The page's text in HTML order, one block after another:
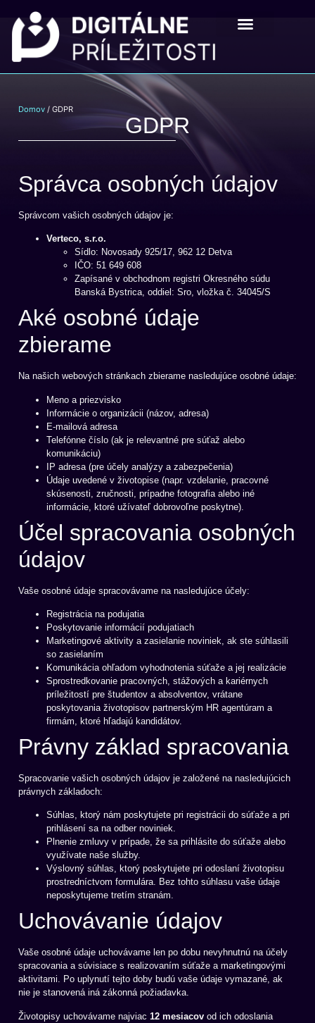
Domov / GDPR
GDPR
Správca osobných údajov
Správcom vašich osobných údajov je:
Verteco, s.r.o.
Sídlo: Novosady 925/17, 962 12 Detva
IČO: 51 649 608
Zapísané v obchodnom registri Okresného súdu
Banská Bystrica, oddiel: Sro, vložka č. 34045/S
Aké osobné údaje
zbierame
Na našich webových stránkach zbierame nasledujúce osobné údaje:
Meno a priezvisko
Informácie o organizácii (názov, adresa)
E-mailová adresa
Telefónne číslo (ak je relevantné pre súťaž alebo
komunikáciu)
IP adresa (pre účely analýzy a zabezpečenia)
Údaje uvedené v životopise (napr. vzdelanie, pracovné
skúsenosti, zručnosti, prípadne fotografia alebo iné
informácie, ktoré užívateľ dobrovoľne poskytne).
Účel spracovania osobných
údajov
Vaše osobné údaje spracovávame na nasledujúce účely:
Registrácia na podujatia
Poskytovanie informácií podujatiach
Marketingové aktivity a zasielanie noviniek, ak ste súhlasili
so zasielaním
Komunikácia ohľadom vyhodnotenia súťaže a jej realizácie
Sprostredkovanie pracovných, stážových a kariérnych
príležitostí pre študentov a absolventov, vrátane
poskytovania životopisov partnerským HR agentúram a
firmám, ktoré hľadajú kandidátov.
Právny základ spracovania
Spracovanie vašich osobných údajov je založené na nasledujúcich
právnych základoch:
Súhlas, ktorý nám poskytujete pri registrácii do súťaže a pri
prihlásení sa na odber noviniek.
Plnenie zmluvy v prípade, že sa prihlásite do súťaže alebo
využívate naše služby.
Výslovný súhlas, ktorý poskytujete pri odoslaní životopisu
prostredníctvom formulára. Bez tohto súhlasu vaše údaje
neposkytujeme tretím stranám.
Uchovávanie údajov
Vaše osobné údaje uchovávame len po dobu nevyhnutnú na účely
spracovania a súvisiace s realizovaním súťaže a marketingovými
aktivitami. Po uplynutí tejto doby budú vaše údaje vymazané, ak
nie je stanovená iná zákonná požiadavka.
Životopisy uchovávame najviac 12 mesiacov od ich odoslania